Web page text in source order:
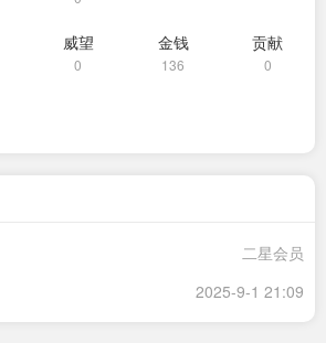
威望
0
金钱
136
贡献
0
二星会员
2025-9-1 21:09